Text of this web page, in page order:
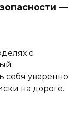
—
с
себя уверенно
на дороге.